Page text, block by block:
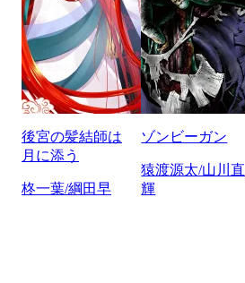
後宮の髪結師は
月に添う
柊一葉/綱田早
ゾンビーガン
猿渡源太/山川直
輝